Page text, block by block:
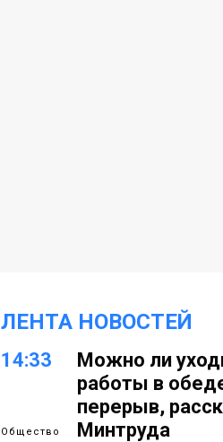
ЛЕНТА НОВОСТЕЙ
14:33
Общество
Можно ли
работы в
перерыв,
Минтруда